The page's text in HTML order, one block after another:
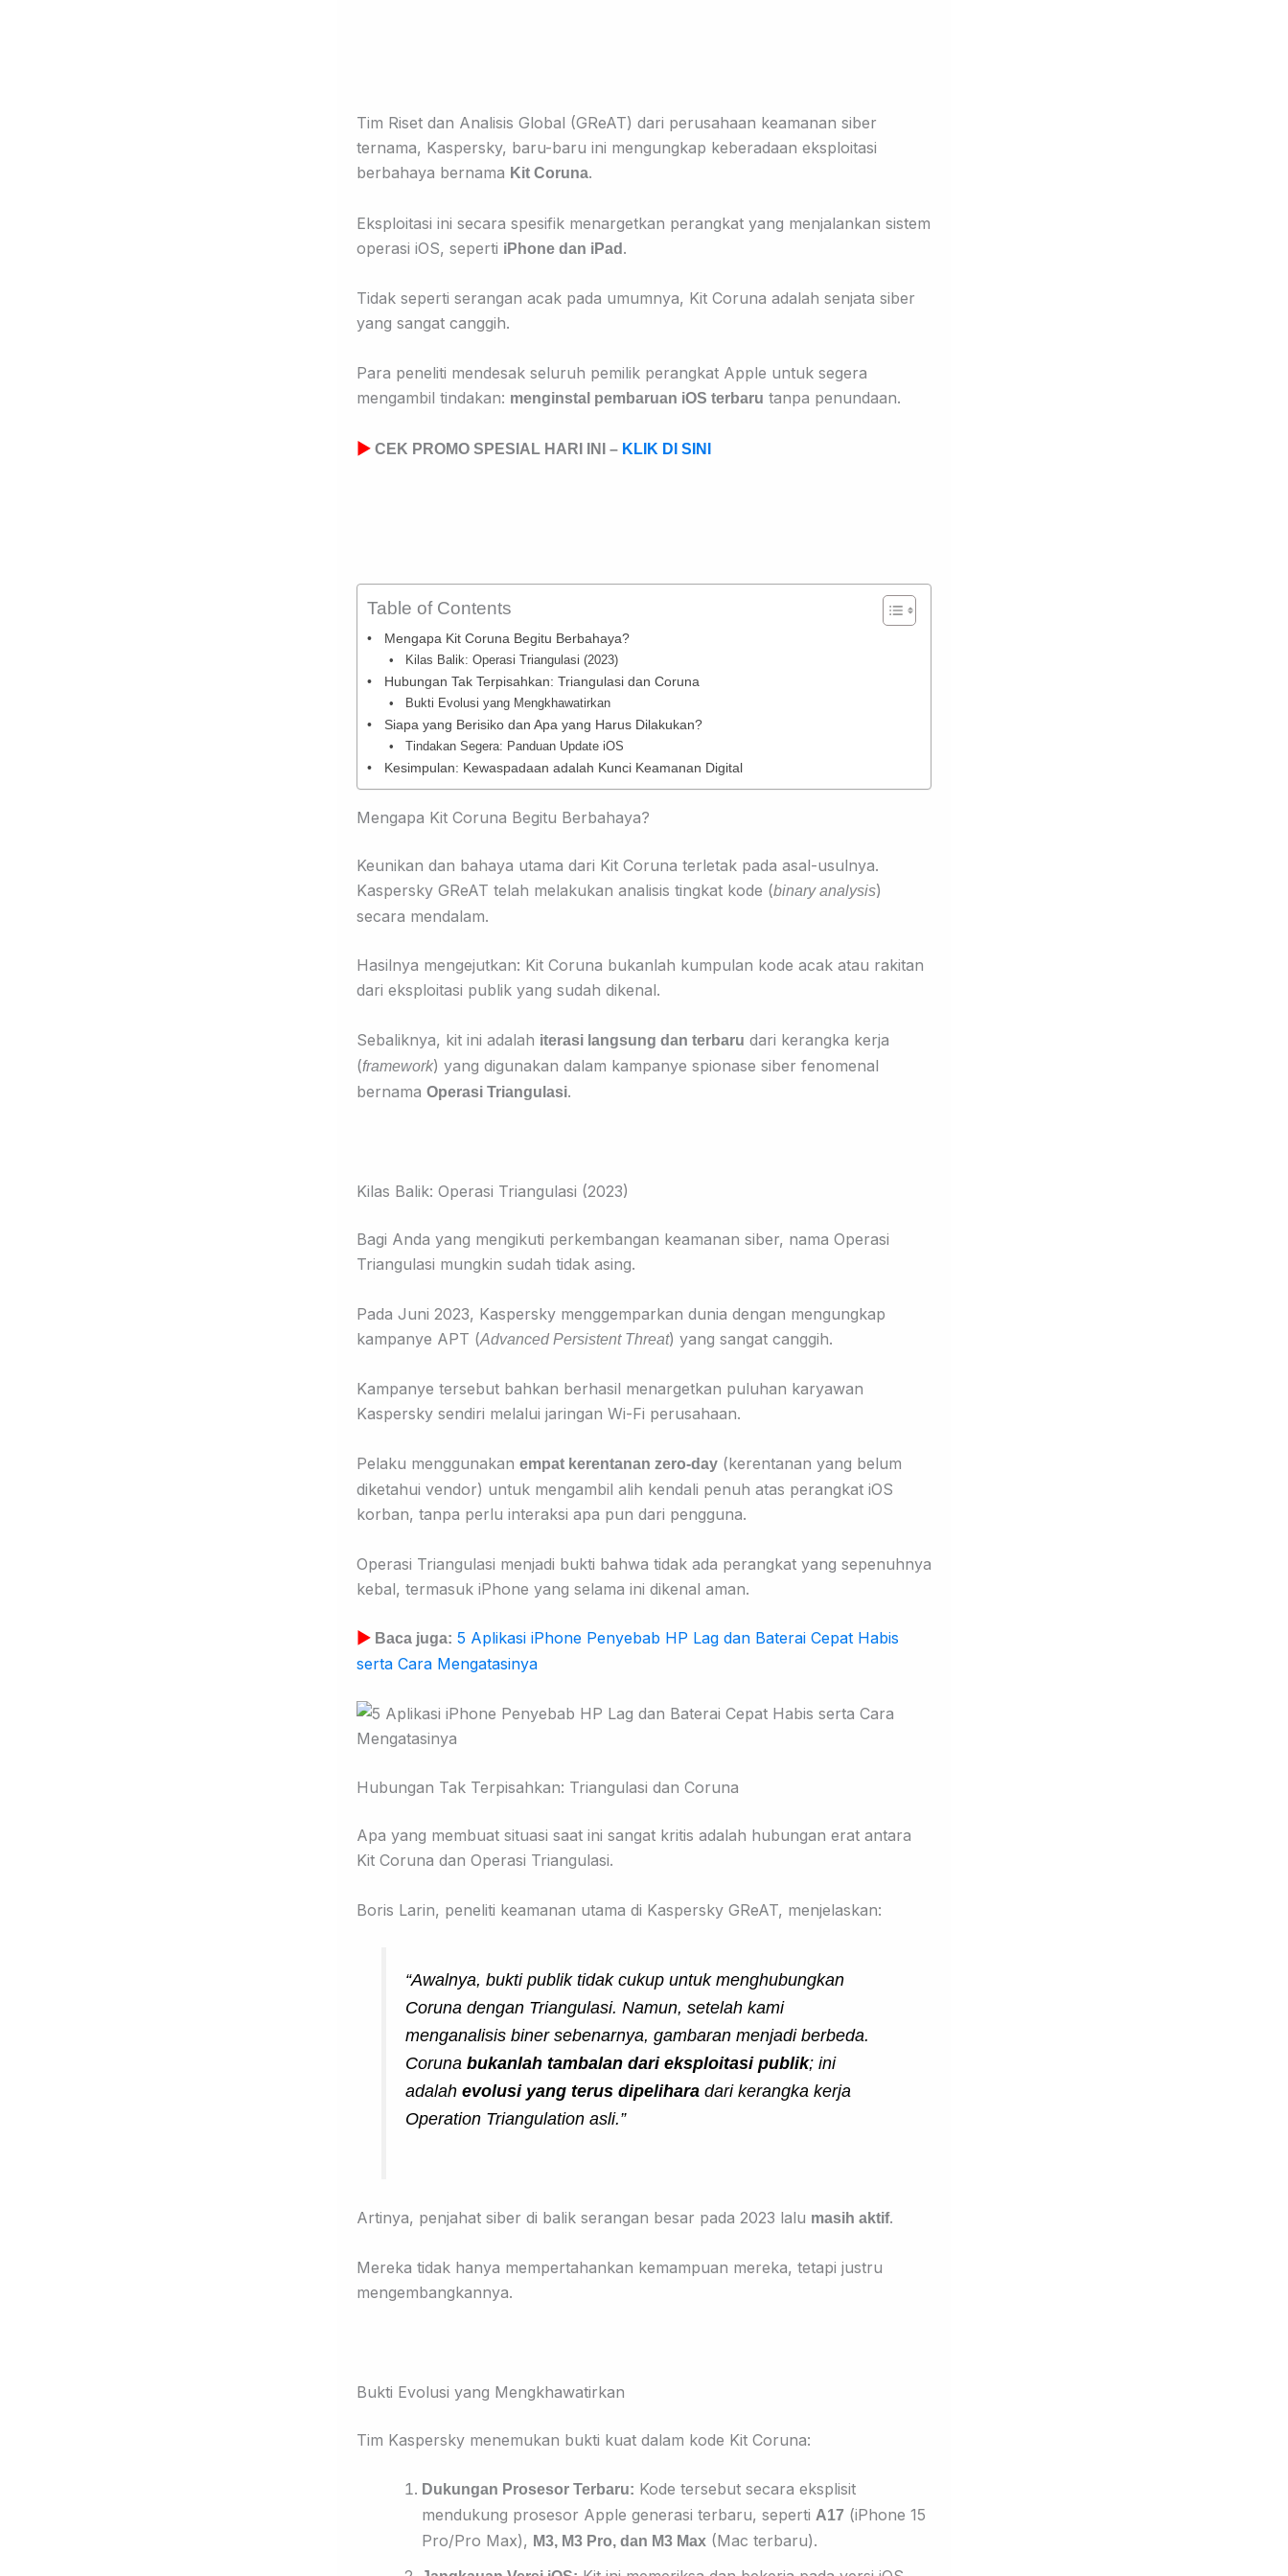
Tim Riset dan Analisis Global (GReAT) dari perusahaan keamanan siber
ternama, Kaspersky, baru-baru ini mengungkap keberadaan eksploitasi
berbahaya bernama Kit Coruna.
Eksploitasi ini secara spesifik menargetkan perangkat yang menjalankan sistem
operasi iOS, seperti iPhone dan iPad .
Tidak seperti serangan acak pada umumnya, Kit Coruna adalah senjata siber
yang sangat canggih.
Para peneliti mendesak seluruh pemilik perangkat Apple untuk segera
mengambil tindakan: menginstal pembaruan iOS terbaru tanpa penundaan.
▶ CEK PROMO SPESIAL HARI INI – KLIK DI SINI
Table of Contents
Mengapa Kit Coruna Begitu Berbahaya?
Kilas Balik: Operasi Triangulasi (2023)
Hubungan Tak Terpisahkan: Triangulasi dan Coruna
Bukti Evolusi yang Mengkhawatirkan
Siapa yang Berisiko dan Apa yang Harus Dilakukan?
Tindakan Segera: Panduan Update iOS
Kesimpulan: Kewaspadaan adalah Kunci Keamanan Digital
Mengapa Kit Coruna Begitu Berbahaya?
Keunikan dan bahaya utama dari Kit Coruna terletak pada asal-usulnya.
Kaspersky GReAT telah melakukan analisis tingkat kode (binary analysis)
secara mendalam.
Hasilnya mengejutkan: Kit Coruna bukanlah kumpulan kode acak atau rakitan
dari eksploitasi publik yang sudah dikenal.
Sebaliknya, kit ini adalah iterasi langsung dan terbaru dari kerangka kerja
(framework) yang digunakan dalam kampanye spionase siber fenomenal
bernama Operasi Triangulasi.
Kilas Balik: Operasi Triangulasi (2023)
Bagi Anda yang mengikuti perkembangan keamanan siber, nama Operasi
Triangulasi mungkin sudah tidak asing.
Pada Juni 2023, Kaspersky menggemparkan dunia dengan mengungkap
kampanye APT (Advanced Persistent Threat) yang sangat canggih.
Kampanye tersebut bahkan berhasil menargetkan puluhan karyawan
Kaspersky sendiri melalui jaringan Wi-Fi perusahaan.
Pelaku menggunakan empat kerentanan zero-day (kerentanan yang belum
diketahui vendor) untuk mengambil alih kendali penuh atas perangkat iOS
korban, tanpa perlu interaksi apa pun dari pengguna.
Operasi Triangulasi menjadi bukti bahwa tidak ada perangkat yang sepenuhnya
kebal, termasuk iPhone yang selama ini dikenal aman.
▶ Baca juga: 5 Aplikasi iPhone Penyebab HP Lag dan Baterai Cepat Habis
serta Cara Mengatasinya
Hubungan Tak Terpisahkan: Triangulasi dan Coruna
Apa yang membuat situasi saat ini sangat kritis adalah hubungan erat antara
Kit Coruna dan Operasi Triangulasi.
Boris Larin, peneliti keamanan utama di Kaspersky GReAT, menjelaskan:
“Awalnya, bukti publik tidak cukup untuk menghubungkan
Coruna dengan Triangulasi. Namun, setelah kami
menganalisis biner sebenarnya, gambaran menjadi berbeda.
Corunabukanlah tambalan dari eksploitasi publik; ini
adalahevolusi yang terus dipelihara dari kerangka kerja
Operation Triangulation asli.”
Artinya, penjahat siber di balik serangan besar pada 2023 lalu masih aktif.
Mereka tidak hanya mempertahankan kemampuan mereka, tetapi justru
mengembangkannya.
Bukti Evolusi yang Mengkhawatirkan
Tim Kaspersky menemukan bukti kuat dalam kode Kit Coruna:
Dukungan Prosesor Terbaru: Kode tersebut secara eksplisit
mendukung prosesor Apple generasi terbaru, seperti A17 (iPhone 15
Pro/Pro Max), M3, M3 Pro, dan M3 Max (Mac terbaru).